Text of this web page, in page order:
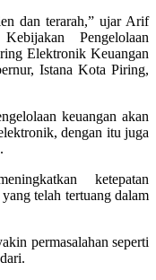
dan terarah,” ujar Arif
Pengelolaan
Elektronik Keuangan
Istana Kota Piring,
keuangan akan
dengan itu juga
ketepatan
telah tertuang dalam
permasalahan seperti